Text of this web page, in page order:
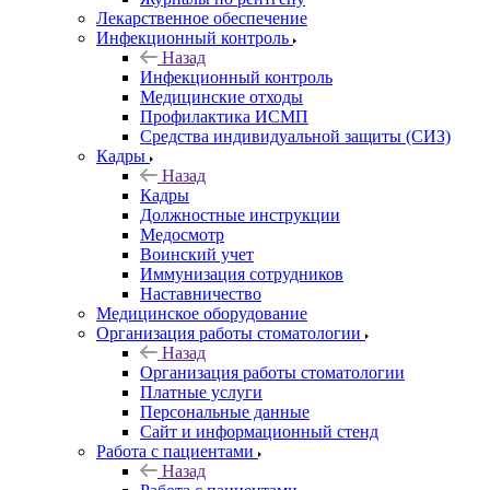
Лекарственное обеспечение
Инфекционный контроль
Назад
Инфекционный контроль
Медицинские отходы
Профилактика ИСМП
Средства индивидуальной защиты (СИЗ)
Кадры
Назад
Кадры
Должностные инструкции
Медосмотр
Воинский учет
Иммунизация сотрудников
Наставничество
Медицинское оборудование
Организация работы стоматологии
Назад
Организация работы стоматологии
Платные услуги
Персональные данные
Сайт и информационный стенд
Работа с пациентами
Назад